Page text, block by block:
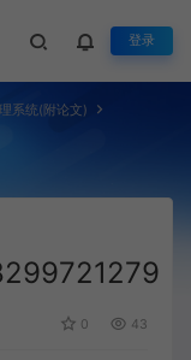
登录
系统(附论文)
0 43